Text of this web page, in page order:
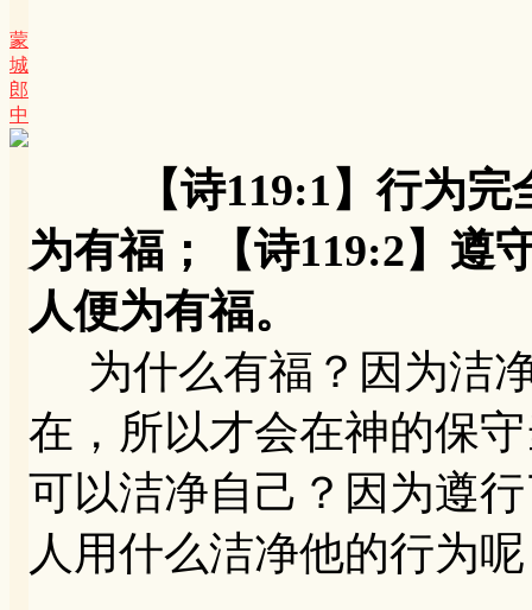
蒙
城
郎
中
【诗119:1】行为
为有福；【诗119:2】遵
人便为有福。
为什么有福？因为洁
在，所以才会在神的保
可以洁净自己？因为遵
人用什么洁净他的行为